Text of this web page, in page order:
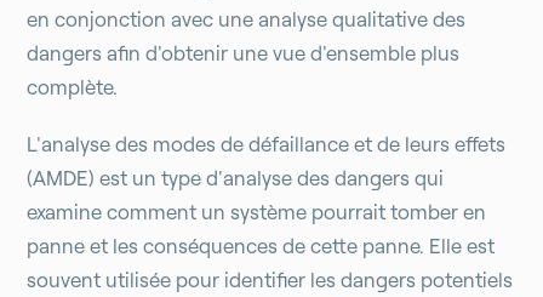
en conjonction avec une analyse qualitative des
dangers afin d'obtenir une vue d'ensemble plus
complète.
L'analyse des modes de défaillance et de leurs effets
(AMDE) est un type d'analyse des dangers qui
examine comment un système pourrait tomber en
panne et les conséquences de cette panne. Elle est
souvent utilisée pour identifier les dangers potentiels